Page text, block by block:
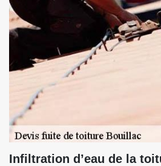
Infiltration d’eau de la